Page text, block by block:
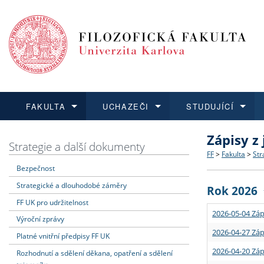
FAKULTA
Dozvědět se více
Struktura
Strategie
Podpora
UCHAZEČI
Podat přihlášku
Co
Učitelské
STUDUJÍCÍ
Dozvědět se více
Rigorózní
Dozvědět se více
O vědě a
Granty a
Dozvědět se více
Aktuální
Strategie a další dokumenty
Bezpečnost
Strategické a dlouhodobé záměry
FF UK pro udržitelnost
Výroční zprávy
Platné vnitřní předpisy FF UK
Rozhodnutí a sdělení děkana, opatření a sdělení
Zápisy
FF > Fakulta >
Rok 2026
2026-05-04
2026-04-27
2026-04-20